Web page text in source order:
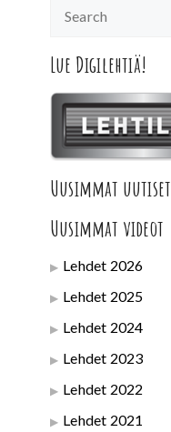
Lue Digilehtiä!
Uusimmat uutiset
Uusimmat videot
Lehdet 2026
Lehdet 2025
Lehdet 2024
Lehdet 2023
Lehdet 2022
Lehdet 2021